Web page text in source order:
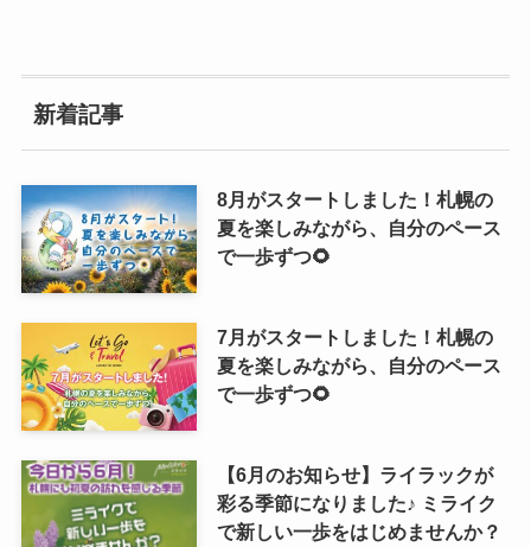
新着記事
8月がスタートしました！札幌の
夏を楽しみながら、自分のペース
で一歩ずつ🌻
7月がスタートしました！札幌の
夏を楽しみながら、自分のペース
で一歩ずつ🌻
【6月のお知らせ】ライラックが
彩る季節になりました♪ ミライク
で新しい一歩をはじめませんか？